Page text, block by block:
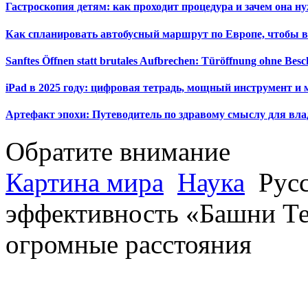
Гастроскопия детям: как проходит процедура и зачем она
Как спланировать автобусный маршрут по Европе, чтобы
Sanftes Öffnen statt brutales Aufbrechen: Türöffnung ohne
iPad в 2025 году: цифровая тетрадь, мощный инструмент и
Артефакт эпохи: Путеводитель по здравому смыслу для
Обратите внимание
Картина мира Наука
эффективность «Башни
огромные расстояния